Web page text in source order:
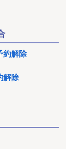
約解除
解除